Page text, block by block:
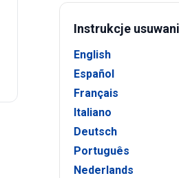
Instrukcje
English
Español
Français
Italiano
Deutsch
Português
Nederlands